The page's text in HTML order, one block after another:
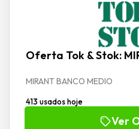
Oferta Tok & Stok:
MIRANT BANCO MEDIO
413 usados hoje
Ver